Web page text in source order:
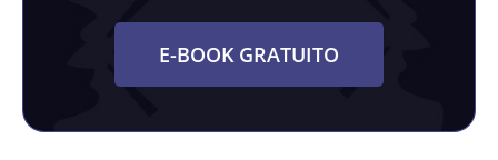
E-BOOK GRATUITO